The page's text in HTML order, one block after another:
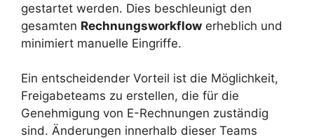
gestartet werden. Dies beschleunigt den
gesamten Rechnungsworkflow erheblich und
minimiert manuelle Eingriffe.
Ein entscheidender Vorteil ist die Möglichkeit,
Freigabeteams zu erstellen, die für die
Genehmigung von E-Rechnungen zuständig
sind. Änderungen innerhalb dieser Teams